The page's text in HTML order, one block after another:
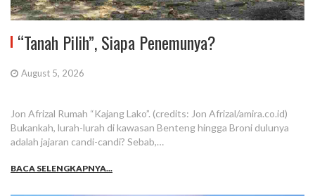
“Tanah Pilih”, Siapa Penemunya?
August 5, 2026
Jon Afrizal Rumah “Kajang Lako”. (credits: Jon Afrizal/amira.co.id)
Bukankah, lurah-lurah di kawasan Benteng hingga Broni dulunya
adalah jajaran candi-candi? Sebab,…
BACA SELENGKAPNYA...